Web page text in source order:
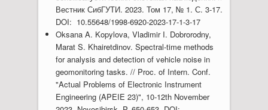
Вестник СибГУТИ. 2023. Том 17, № 1. С. 3-17.
DOI: 10.55648/1998-6920-2023-17-1-3-17
Oksana A. Kopylova, Vladimir I. Dobrorodny,
Marat S. Khairetdinov. Spectral-time methods
for analysis and detection of vehicle noise in
geomonitoring tasks. // Proc. of Intern. Conf.
"Actual Problems of Electronic Instrument
Engineering (APEIE 23)", 10-12th November